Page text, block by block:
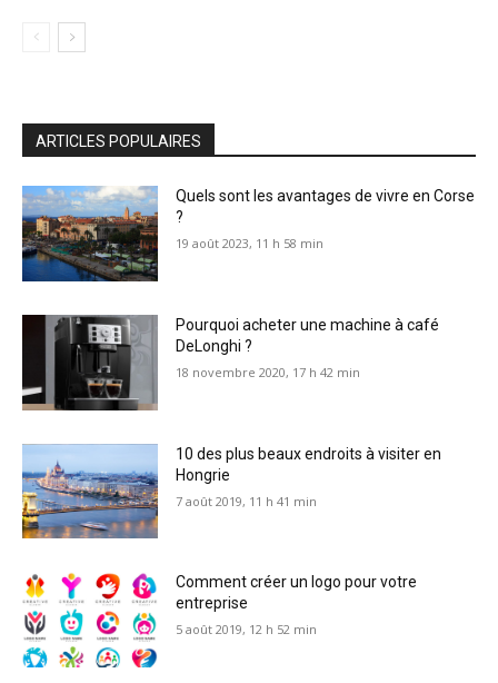
ARTICLES POPULAIRES
Quels sont les avantages de vivre en Corse
?
19 août 2023, 11 h 58 min
Pourquoi acheter une machine à café
DeLonghi ?
18 novembre 2020, 17 h 42 min
10 des plus beaux endroits à visiter en
Hongrie
7 août 2019, 11 h 41 min
Comment créer un logo pour votre
entreprise
5 août 2019, 12 h 52 min